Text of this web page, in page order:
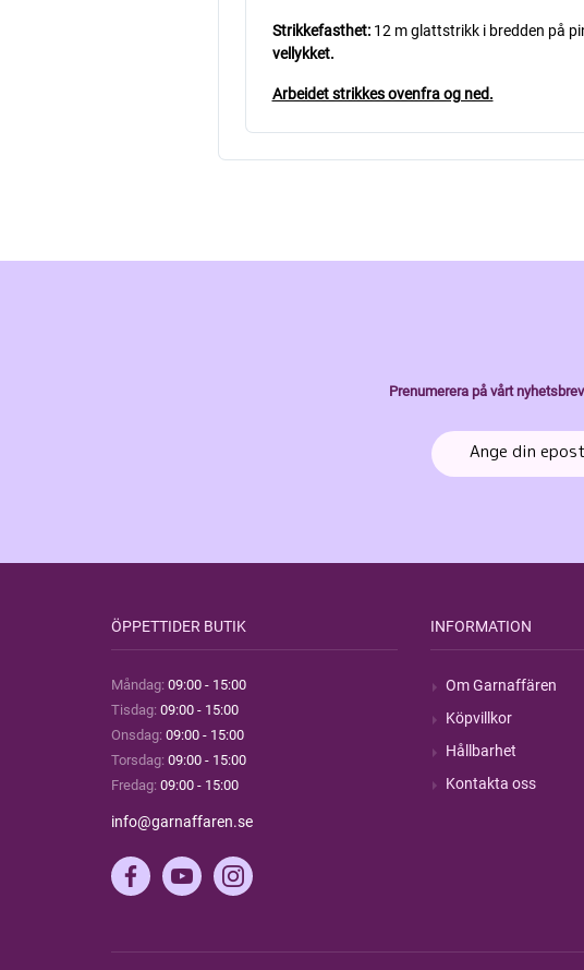
Strikkefasthet:12 m glattstrikk i bredden på
vellykket.
Arbeidet strikkes ovenfra og ned.
Prenumerera på vårt
ÖPPETTIDER BUTIK
Måndag: 09:00 - 15:00
Tisdag: 09:00 - 15:00
Onsdag: 09:00 - 15:00
Torsdag: 09:00 - 15:00
Fredag: 09:00 - 15:00
info@garnaffaren.se
INFORMATION
Om Garnaffären
Köpvillkor
Hållbarhet
Kontakta oss